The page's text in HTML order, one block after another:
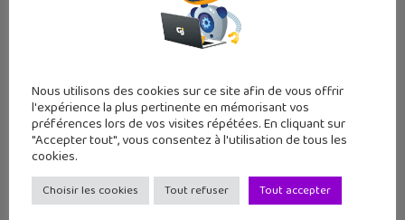
Tuto Tiktok : 4 étapes pour réaliser
un montage avec Inshot !
1 janvier 2022
Nous utilisons des cookies sur ce site afin de vous offrir
l'expérience la plus pertinente en mémorisant vos
préférences lors de vos visites répétées. En cliquant sur
"Accepter tout", vous consentez à l'utilisation de tous les
cookies.
Choisir les cookies Tout refuser Tout accepter